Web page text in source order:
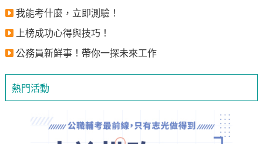
我能考什麼，立即測驗！
上榜成功心得與技巧！
公務員新鮮事！帶你一探未來工作
熱門活動